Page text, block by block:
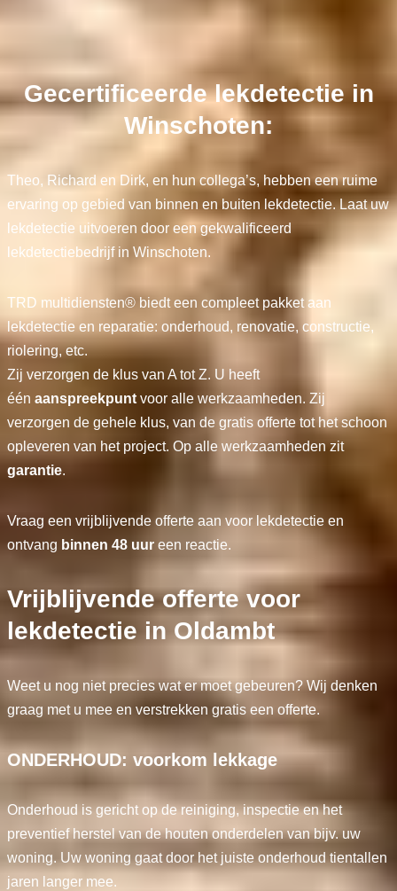
Gecertificeerde lekdetectie in
Winschoten:
Theo, Richard en Dirk, en hun collega’s, hebben een ruime
ervaring op gebied van binnen en buiten lekdetectie. Laat uw
lekdetectie uitvoeren door een gekwalificeerd
lekdetectiebedrijf in Winschoten.
TRD multidiensten® biedt een compleet pakket aan
lekdetectie en reparatie: onderhoud, renovatie, constructie,
riolering, etc.
Zij verzorgen de klus van A tot Z. U heeft
één aanspreekpuntvoor alle werkzaamheden. Zij
verzorgen de gehele klus, van de gratis offerte tot het schoon
opleveren van het project. Op alle werkzaamheden zit
garantie.
Vraag een vrijblijvende offerte aan voor lekdetectie en
ontvang binnen 48 uureen reactie.
Vrijblijvende offerte voor
lekdetectie in Oldambt
Weet u nog niet precies wat er moet gebeuren? Wij denken
graag met u mee en verstrekken gratis een offerte.
ONDERHOUD: voorkom lekkage
Onderhoud is gericht op de reiniging, inspectie en het
preventief herstel van de houten onderdelen van bijv. uw
woning. Uw woning gaat door het juiste onderhoud tientallen
jaren langer mee.